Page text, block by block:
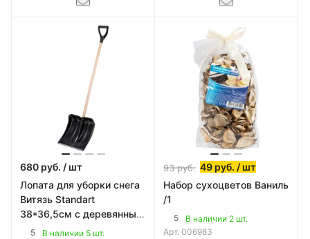
680 руб. / шт
Лопата для уборки снега
Витязь Standart
38*36,5см с деревянным
черенком и V-ручкой
5
В наличии 5 шт.
93руб. 49 руб. / шт
Набор сухоцветов Ваниль
/1
5
В наличии 2 шт.
Арт. 006983